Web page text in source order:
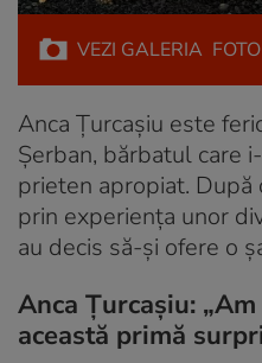
VEZI GALERIA FOTO
Anca Țurcașiu este
Șerban, bărbatul care
prieten apropiat. După
prin experiența unor
au decis să-și ofere o
Anca Țurcașiu:
această primă